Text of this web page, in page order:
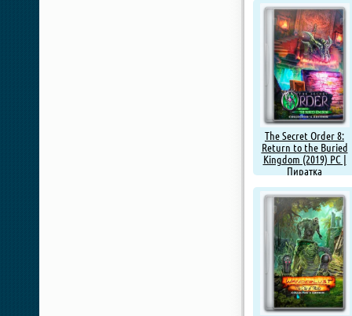
The Secret Order 8:
Return to the Buried
Kingdom (2019) PC |
Пиратка